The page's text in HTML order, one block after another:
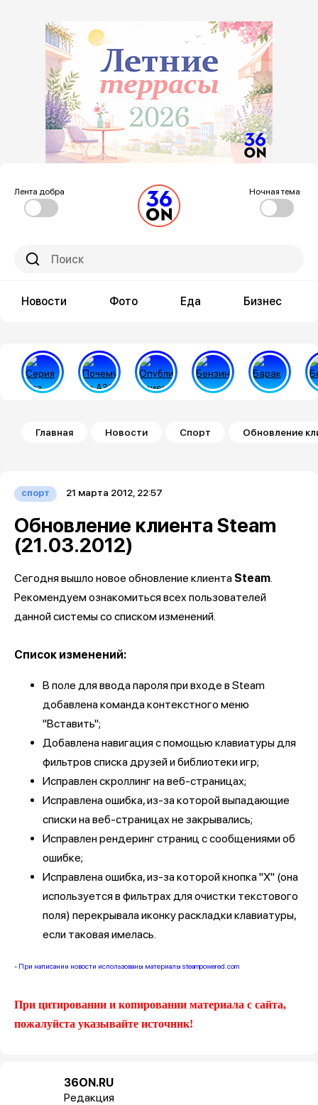
Лента добра Ночная тема
Новости Фото Еда Бизнес
Строка навигации
Главная Новости Спорт Обновление
спорт 21 марта 2012, 22:57
Обновление клиента Steam
(21.03.2012)
Сегодня вышло новое обновление клиента Steam
Рекомендуем ознакомиться всех пользователей
данной системы со списком изменений.
Список изменений:
В поле для ввода пароля при входе в Steam
добавлена команда контекстного меню
"Вставить";
Добавлена навигация с помощью клавиатуры для
фильтров списка друзей и библиотеки игр;
Исправлен скроллинг на веб-страницах;
Исправлена ошибка, из-за которой выпадающие
списки на веб-страницах не закрывались;
Исправлен рендеринг страниц с сообщениями об
ошибке;
Исправлена ошибка, из-за которой кнопка "Х" (она
используется в фильтрах для очистки текстового
поля) перекрывала иконку раскладки клавиатуры,
если таковая имелась.
- При написании новости использованы материалы steampowered.com
При цитировании и копировании материала с сайта,
пожалуйста указывайте источник!
36ON.RU
Редакция